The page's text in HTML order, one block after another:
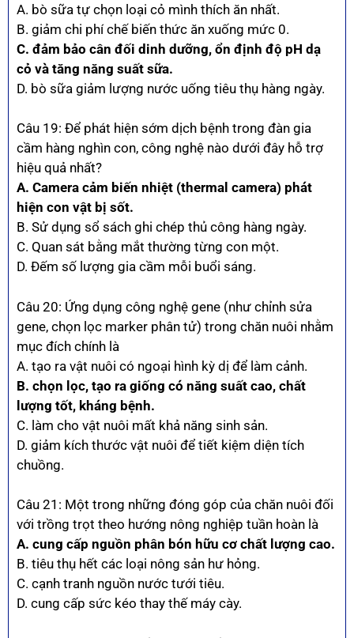
A. bò sữa tự chọn loại cỏ mình thích ăn nhất.
B. giảm chi phí chế biến thức ăn xuống mức 0.
C. đảm bảo cân đối dinh dưỡng, ổn định độ pH dạ
cỏ và tăng năng suất sữa.
D. bò sữa giảm lượng nước uống tiêu thụ hàng ngày.
Câu 19: Để phát hiện sớm dịch bệnh trong đàn gia
cầm hàng nghìn con, công nghệ nào dưới đây hỗ trợ
hiệu quả nhất?
A. Camera cảm biến nhiệt (thermal camera) phát
hiện con vật bị sốt.
B. Sử dụng sổ sách ghi chép thủ công hàng ngày.
C. Quan sát bằng mắt thường từng con một.
D. Đếm số lượng gia cầm mỗi buổi sáng.
Câu 20: Ứng dụng công nghệ gene (như chỉnh sửa
gene, chọn lọc marker phân tử) trong chăn nuôi nhằm
mục đích chính là
A. tạo ra vật nuôi có ngoại hình kỳ dị để làm cảnh.
B. chọn lọc, tạo ra giống có năng suất cao, chất
lượng tốt, kháng bệnh.
C. làm cho vật nuôi mất khả năng sinh sản.
D. giảm kích thước vật nuôi để tiết kiệm diện tích
chuồng.
Câu 21: Một trong những đóng góp của chăn nuôi đối
với trồng trọt theo hướng nông nghiệp tuần hoàn là
A. cung cấp nguồn phân bón hữu cơ chất lượng cao.
B. tiêu thụ hết các loại nông sản hư hỏng.
C. cạnh tranh nguồn nước tưới tiêu.
D. cung cấp sức kéo thay thế máy cày.